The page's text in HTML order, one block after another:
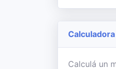
Calculá un